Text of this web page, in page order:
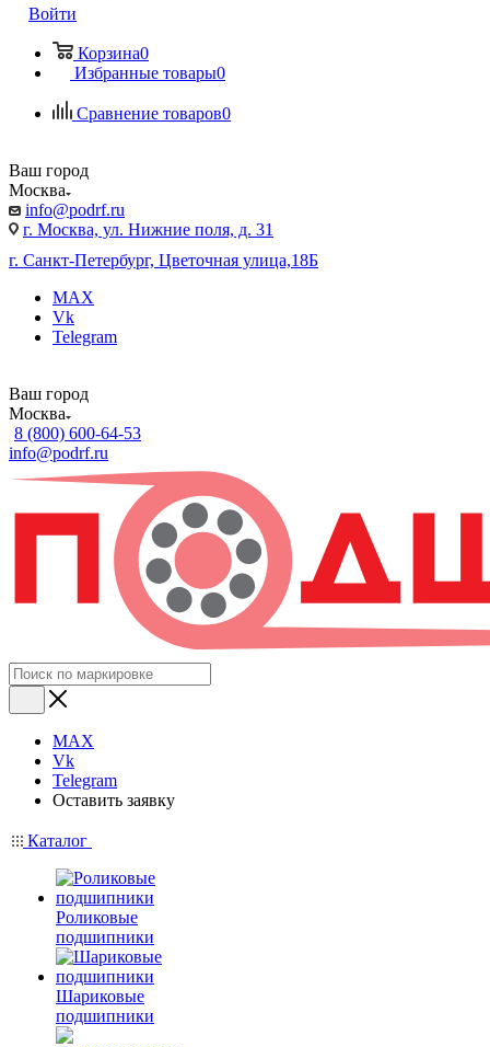
Войти
Корзина0
Избранные товары0
Сравнение товаров0
Ваш город
Москва
info@podrf.ru
г. Москва, ул. Нижние поля, д. 31
г. Санкт-Петербург, Цветочная улица,18Б
MAX
Vk
Telegram
Ваш город
Москва
8 (800) 600-64-53
info@podrf.ru
MAX
Vk
Telegram
Оставить заявку
Каталог
Роликовые
подшипники
Шариковые
подшипники